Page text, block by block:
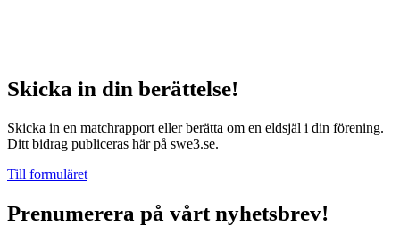
Skicka in din berättelse!
Skicka in en matchrapport eller berätta om en eldsjäl i din förening.
Ditt bidrag publiceras här på swe3.se.
Till formuläret
Prenumerera på vårt nyhetsbrev!